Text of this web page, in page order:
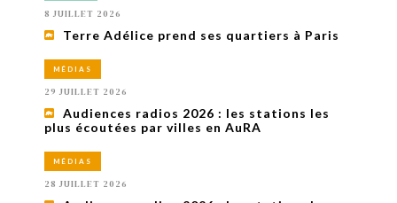
8 JUILLET 2026
Terre Adélice prend ses quartiers à Paris
MÉDIAS
29 JUILLET 2026
Audiences radios 2026 : les stations les
plus écoutées par villes en AuRA
MÉDIAS
28 JUILLET 2026